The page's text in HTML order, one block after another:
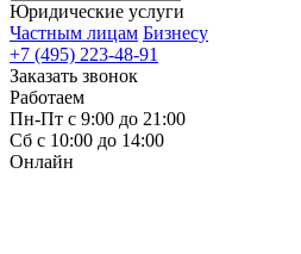
Юридические услуги
Частным лицам Бизнесу
+7 (495) 223-48-91
Заказать звонок
Работаем
Пн-Пт с 9:00 до 21:00
Сб с 10:00 до 14:00
Онлайн